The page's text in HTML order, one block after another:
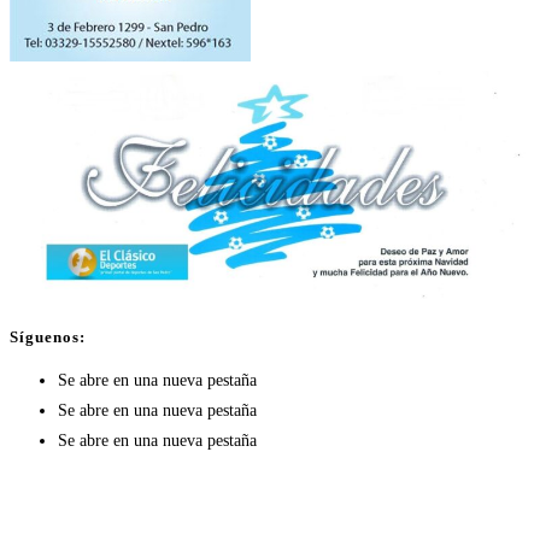
Síguenos:
Se abre en una nueva pestaña
Se abre en una nueva pestaña
Se abre en una nueva pestaña